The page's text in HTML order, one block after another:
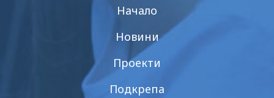
Начало
Новини
Проекти
Подкрепа